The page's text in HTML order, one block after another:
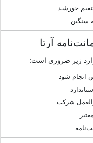
خورشید
سنگین
آرتا
زیر ضروری است:
شود
شرکت